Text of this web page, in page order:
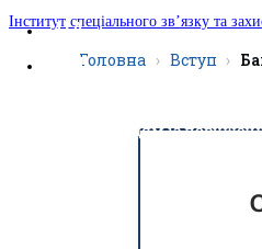
Інститут спеціального зв’язку та
UA
EN
Людям із
Головна Вступ